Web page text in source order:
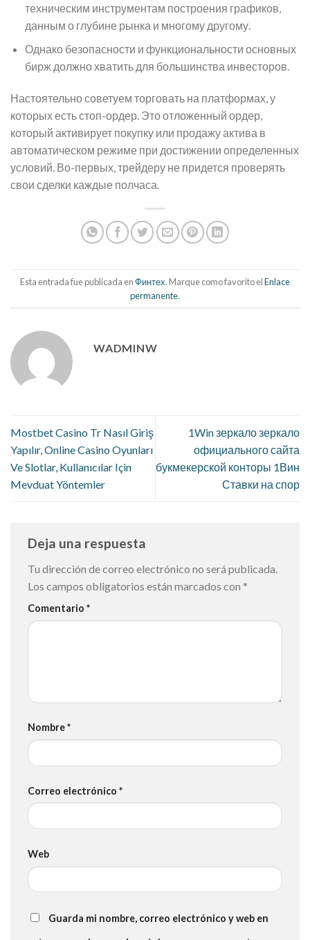
техническим инструментам построения графиков,
данным о глубине рынка и многому другому.
Однако безопасности и функциональности основных
бирж должно хватить для большинства инвесторов.
Настоятельно советуем торговать на платформах, у
которых есть стоп-ордер. Это отложенный ордер,
который активирует покупку или продажу актива в
автоматическом режиме при достижении определенных
условий. Во-первых, трейдеру не придется проверять
свои сделки каждые полчаса.
Esta entrada fue publicada enФинтех. Marque como favorito elEnlace
permanente.
WADMINW
Mostbet Casino Tr Nasıl Giriş
Yapılır, Online Casino Oyunları
Ve Slotlar, Kullanıcılar Için
Mevduat Yöntemler
1Win зеркало зеркало
официального сайта
букмекерской конторы 1Вин
Ставки на спор
Deja una respuesta
Tu dirección de correo electrónico no será publicada.
Los campos obligatorios están marcados con *
Comentario *
Nombre*
Correo electrónico *
Web
Guarda mi nombre, correo electrónico y web en